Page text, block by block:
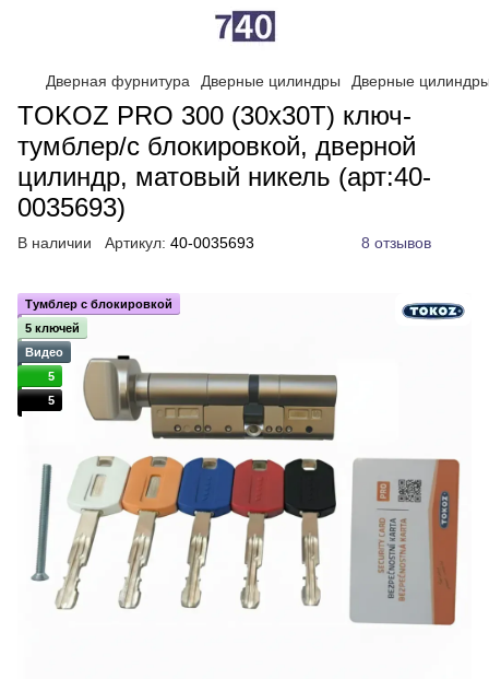
Дверная фурнитура Дверные цилиндры Дверные
TOKOZ PRO 300 (30x30T) ключ-
тумблер/с блокировкой, дверной
цилиндр, матовый никель (арт:40-
0035693)
В наличии Артикул: 40-0035693 8 отзывов
Тумблер с блокировкой
5 ключей
Видео
5
5